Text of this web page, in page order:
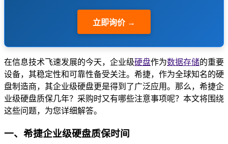
立即询价 →
在信息技术飞速发展的今天，企业级硬盘作为数据存储的重要
设备，其稳定性和可靠性备受关注。希捷，作为全球知名的硬
盘制造商，其企业级硬盘更是得到了广泛应用。那么，希捷企
业级硬盘质保几年？采购时又有哪些注意事项呢？本文将围绕
这些问题，为您详细解答。
一、希捷企业级硬盘质保时间